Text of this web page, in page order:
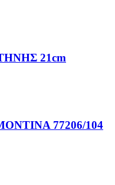
21cm
77206/104